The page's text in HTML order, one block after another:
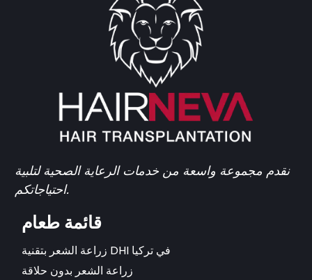
نقدم مجموعة واسعة من خدمات الرعاية الصحية لتلبية
احتياجاتكم.
قائمة طعام
زراعة الشعر بتقنية DHI في تركيا
زراعة الشعر بدون حلاقة